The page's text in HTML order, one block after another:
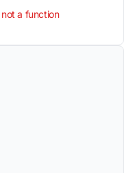
a function